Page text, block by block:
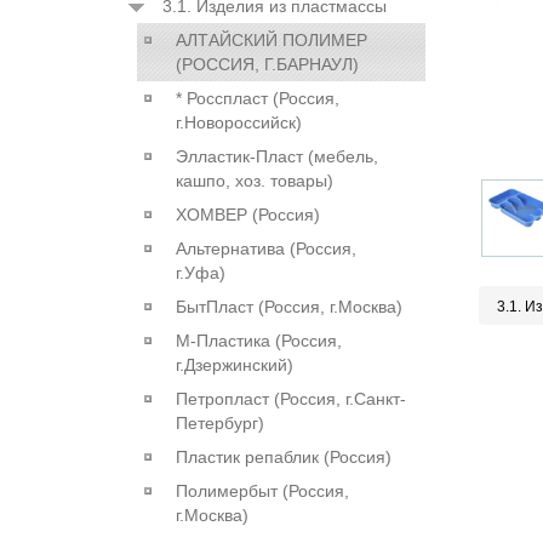
3.1. Изделия из пластмассы
АЛТАЙСКИЙ ПОЛИМЕР
(РОССИЯ, Г.БАРНАУЛ)
* Росспласт (Россия,
г.Новороссийск)
Элластик-Пласт (мебель,
кашпо, хоз. товары)
ХОМВЕР (Россия)
Альтернатива (Россия,
г.Уфа)
БытПласт (Россия, г.Москва)
М-Пластика (Россия,
г.Дзержинский)
Петропласт (Россия, г.Санкт-
Петербург)
Пластик репаблик (Россия)
Полимербыт (Россия,
г.Москва)
3.1.